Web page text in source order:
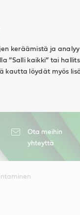
keräämistä ja
”Salli kaikki” tai
kautta löydät myös
Ota meihin
yhteyttä